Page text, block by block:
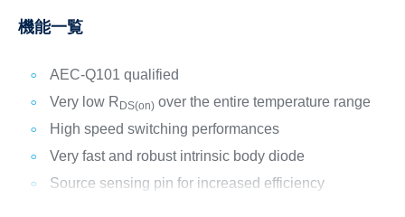
機能一覧
AEC-Q101 qualified
Very low R DS(on)over the entire temperature range
High speed switching performances
Very fast and robust intrinsic body diode
Source sensing pin for increased efficiency